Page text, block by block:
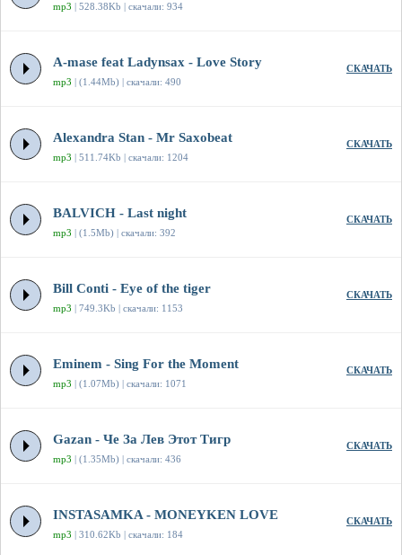
mp3 | 528.38Kb | скачали: 934
A-mase feat Ladynsax - Love Story
mp3 | (1.44Mb) | скачали: 490
СКАЧАТЬ
Alexandra Stan - Mr Saxobeat
mp3 | 511.74Kb | скачали: 1204
СКАЧАТЬ
BALVICH - Last night
mp3 | (1.5Mb) | скачали: 392
СКАЧАТЬ
Bill Conti - Eye of the tiger
mp3 | 749.3Kb | скачали: 1153
СКАЧАТЬ
Eminem - Sing For the Moment
mp3 | (1.07Mb) | скачали: 1071
СКАЧАТЬ
Gazan - Че За Лев Этот Тигр
mp3 | (1.35Mb) | скачали: 436
СКАЧАТЬ
INSTASAMKA - MONEYKEN LOVE
mp3 | 310.62Kb | скачали: 184
СКАЧАТЬ